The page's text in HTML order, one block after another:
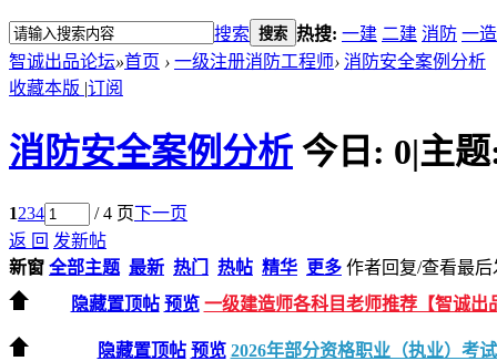
搜索 搜索 热搜: 一建 二建 消防 一造
智诚出品论坛»首页 › 一级注册消防工程师› 消防安全案例分析
收藏本版 |订阅
消防安全案例分析 今日: 0|主
1234 / 4 页下一页
返 回 发新帖
新窗 全部主题 最新 热门 热帖 精华 更多 作者回复/查看最后
隐藏置顶帖 预览 一级建造师各科目老师推荐【智诚出
隐藏置顶帖 预览 2026年部分资格职业（执业）考